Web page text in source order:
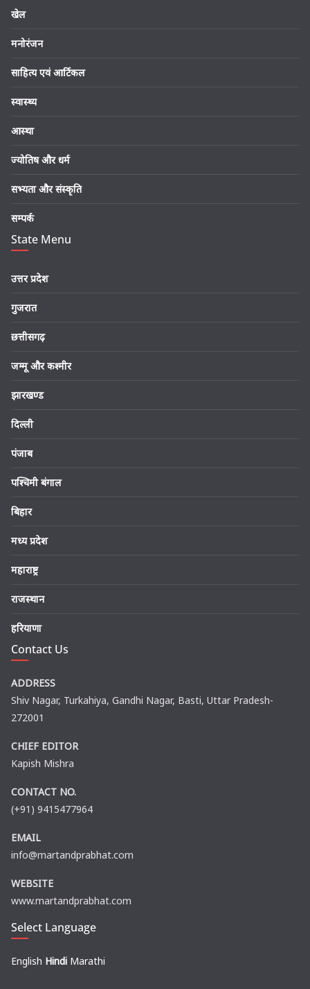
खेल
मनोरंजन
साहित्य एवं आर्टिकल
स्वास्थ्य
आस्था
ज्योतिष और धर्म
सभ्यता और संस्कृति
सम्पर्क
State Menu
उत्तर प्रदेश
गुजरात
छत्तीसगढ़
जम्मू और कश्मीर
झारखण्ड
दिल्ली
पंजाब
पश्चिमी बंगाल
बिहार
मध्य प्रदेश
महाराष्ट्र
राजस्थान
हरियाणा
Contact Us
ADDRESS
Shiv Nagar, Turkahiya, Gandhi Nagar, Basti, Uttar Pradesh-
272001
CHIEF EDITOR
Kapish Mishra
CONTACT NO.
(+91) 9415477964
EMAIL
info@martandprabhat.com
WEBSITE
www.martandprabhat.com
Select Language
English Hindi Marathi